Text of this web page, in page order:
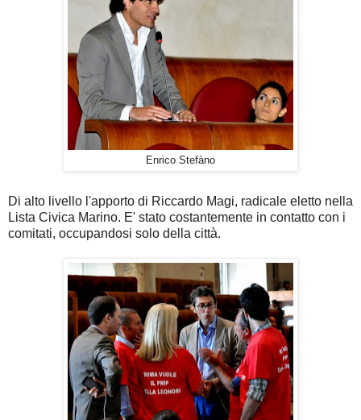
Enrico Stefàno
Di alto livello l'apporto di Riccardo Magi, radicale eletto nella
Lista Civica Marino. E' stato costantemente in contatto con i
comitati, occupandosi solo della città.